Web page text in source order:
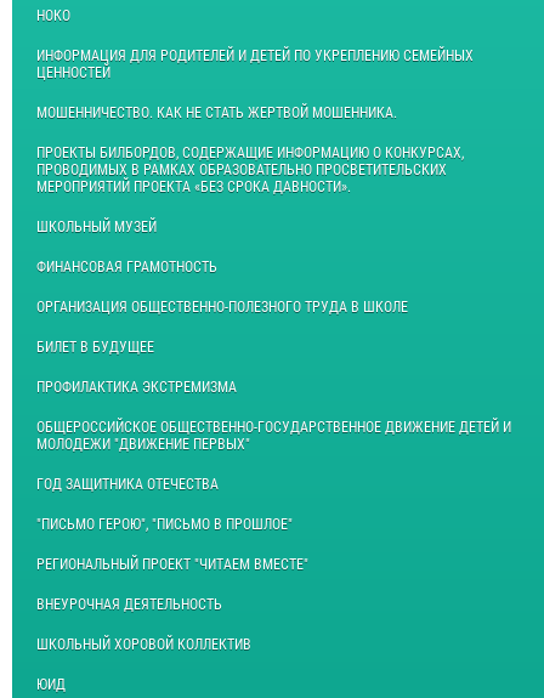
НОКО
ИНФОРМАЦИЯ ДЛЯ РОДИТЕЛЕЙ И ДЕТЕЙ ПО УКРЕПЛЕНИЮ СЕМЕЙНЫХ
ЦЕННОСТЕЙ
МОШЕННИЧЕСТВО. КАК НЕ СТАТЬ ЖЕРТВОЙ МОШЕННИКА.
ПРОЕКТЫ БИЛБОРДОВ, СОДЕРЖАЩИЕ ИНФОРМАЦИЮ О КОНКУРСАХ,
ПРОВОДИМЫХ В РАМКАХ ОБРАЗОВАТЕЛЬНО ПРОСВЕТИТЕЛЬСКИХ
МЕРОПРИЯТИЙ ПРОЕКТА «БЕЗ СРОКА ДАВНОСТИ».
ШКОЛЬНЫЙ МУЗЕЙ
ФИНАНСОВАЯ ГРАМОТНОСТЬ
ОРГАНИЗАЦИЯ ОБЩЕСТВЕННО-ПОЛЕЗНОГО ТРУДА В ШКОЛЕ
БИЛЕТ В БУДУЩЕЕ
ПРОФИЛАКТИКА ЭКСТРЕМИЗМА
ОБЩЕРОССИЙСКОЕ ОБЩЕСТВЕННО-ГОСУДАРСТВЕННОЕ ДВИЖЕНИЕ ДЕТЕЙ И
МОЛОДЕЖИ "ДВИЖЕНИЕ ПЕРВЫХ"
ГОД ЗАЩИТНИКА ОТЕЧЕСТВА
"ПИСЬМО ГЕРОЮ", "ПИСЬМО В ПРОШЛОЕ"
РЕГИОНАЛЬНЫЙ ПРОЕКТ "ЧИТАЕМ ВМЕСТЕ"
ВНЕУРОЧНАЯ ДЕЯТЕЛЬНОСТЬ
ШКОЛЬНЫЙ ХОРОВОЙ КОЛЛЕКТИВ
ЮИД